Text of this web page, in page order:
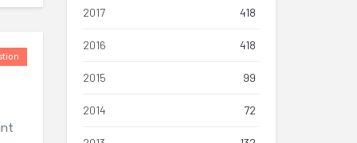
2017 418
2016 418
2015 99
2014 72